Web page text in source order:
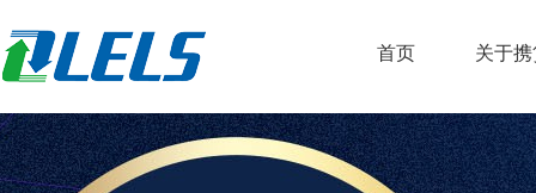
首页 关于携
公司简
荣誉资